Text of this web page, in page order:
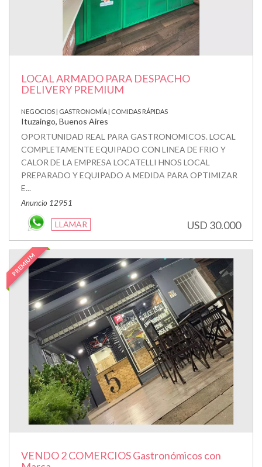
LOCAL ARMADO PARA DESPACHO
DELIVERY PREMIUM
NEGOCIOS | GASTRONOMÍA | COMIDAS RÁPIDAS
Ituzaingo, Buenos Aires
OPORTUNIDAD REAL PARA GASTRONOMICOS. LOCAL
COMPLETAMENTE EQUIPADO CON LINEA DE FRIO Y
CALOR DE LA EMPRESA LOCATELLI HNOS LOCAL
PREPARADO Y EQUIPADO A MEDIDA PARA OPTIMIZAR
E...
Anuncio 12951
LLAMAR USD 30.000
VENDO 2 COMERCIOS Gastronómicos con
PREMIUM